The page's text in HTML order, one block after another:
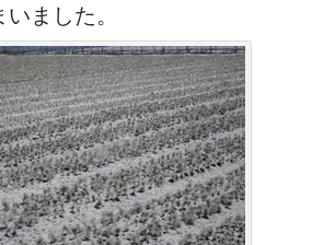
ました。